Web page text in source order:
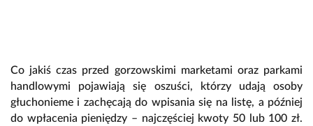
Co jakiś czas przed gorzowskimi marketami oraz parkami
handlowymi pojawiają się oszuści, którzy udają osoby
głuchonieme i zachęcają do wpisania się na listę, a później
do wpłacenia pieniędzy – najczęściej kwoty 50 lub 100 zł.